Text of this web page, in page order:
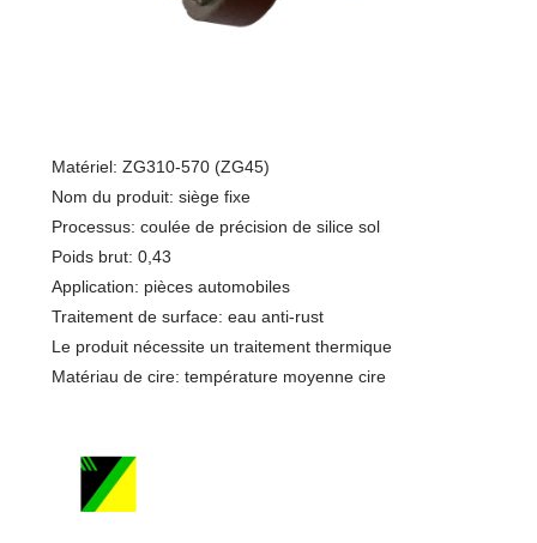
Matériel: ZG310-570 (ZG45)
Nom du produit: siège fixe
Processus: coulée de précision de silice sol
Poids brut: 0,43
Application: pièces automobiles
Traitement de surface: eau anti-rust
Le produit nécessite un traitement thermique
Matériau de cire: température moyenne cire